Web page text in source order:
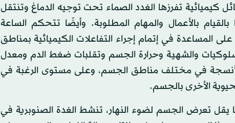
كيميائية تفرزها الغدد الصماء تحت توجيه الدماغ وتنتقل
بالأعمال والمهام المطلوبة. وأيضًا تتحكم الساعة
المساعدة في إتمام إجراء التفاعلات الكيميائية بمناطق
والشهية وحرارة الجسم وتقلبات ضغط الدم ومعدل
في مختلف مناطق الجسم، وعلى مستوى الرغبة في
تعرض الجسم لضوء النهار، تنشط الغدة الصنوبرية في